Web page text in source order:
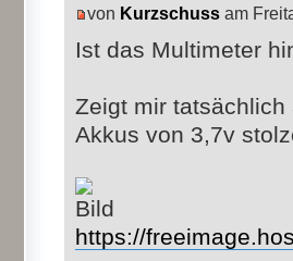
von Kurzschuss am
Ist das Multimeter
Zeigt mir
Akkus von 3,7v
https://